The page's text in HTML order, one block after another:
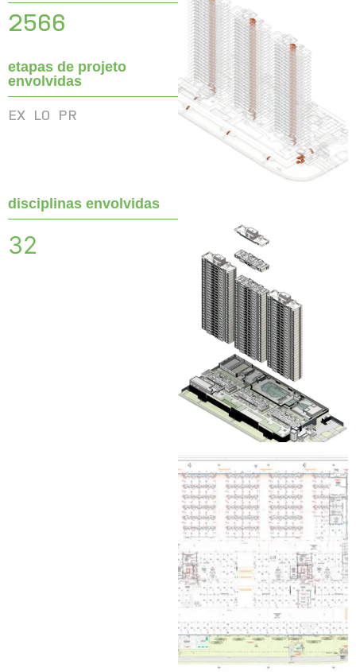
2566
etapas de projeto
envolvidas
EX LO PR
disciplinas envolvidas
32